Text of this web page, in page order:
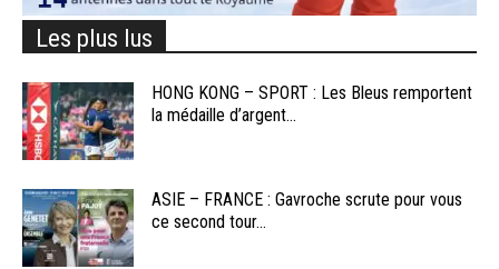
Les plus lus
HONG KONG – SPORT : Les Bleus remportent
la médaille d’argent...
ASIE – FRANCE : Gavroche scrute pour vous
ce second tour...